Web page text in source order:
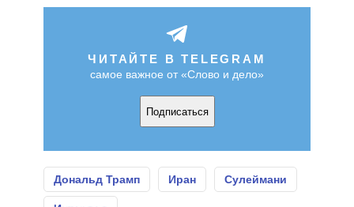
ЧИТАЙТЕ В TELEGRAM
самое важное от «Слово и дело»
Подписаться
Дональд Трамп Иран Сулеймани